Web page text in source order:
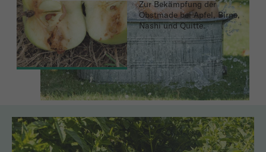
Zur Bekämpfung der
Obstmade bei Apfel, Birne,
Nashi und Quitte.